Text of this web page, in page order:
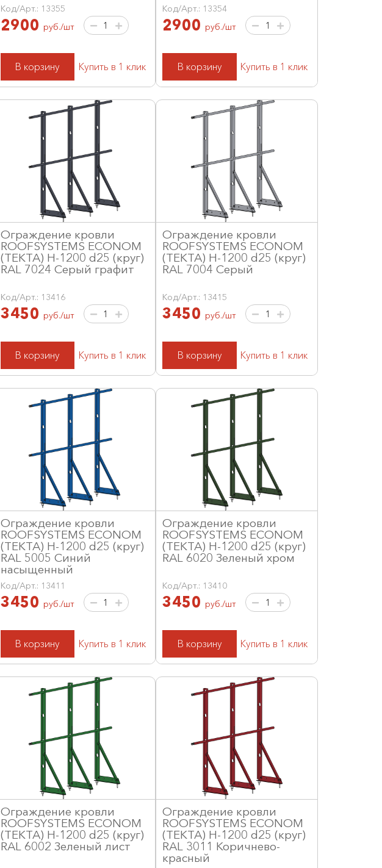
Код/Арт.: 13355
2900 руб./шт
В корзину Купить в 1 клик
Код/Арт.: 13354
2900 руб./шт
В корзину Купить в 1 клик
Ограждение кровли
ROOFSYSTEMS ECONOM
(ТЕКТА) H-1200 d25 (круг)
RAL 7024 Серый графит
Код/Арт.: 13416
3450 руб./шт
В корзину Купить в 1 клик
Ограждение кровли
ROOFSYSTEMS ECONOM
(ТЕКТА) H-1200 d25 (круг)
RAL 7004 Серый
Код/Арт.: 13415
3450 руб./шт
В корзину Купить в 1 клик
Ограждение кровли
ROOFSYSTEMS ECONOM
(ТЕКТА) H-1200 d25 (круг)
RAL 5005 Синий
насыщенный
Код/Арт.: 13411
3450 руб./шт
В корзину Купить в 1 клик
Ограждение кровли
ROOFSYSTEMS ECONOM
(ТЕКТА) H-1200 d25 (круг)
RAL 6020 Зеленый хром
Код/Арт.: 13410
3450 руб./шт
В корзину Купить в 1 клик
Ограждение кровли
ROOFSYSTEMS ECONOM
(ТЕКТА) H-1200 d25 (круг)
RAL 6002 Зеленый лист
Ограждение кровли
ROOFSYSTEMS ECONOM
(ТЕКТА) H-1200 d25 (круг)
RAL 3011 Коричнево-
красный